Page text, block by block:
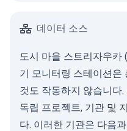
데이터 소스
도시 마을 스트리자우카
기 모니터링 스테이션은
것도 작동하지 않습니다
독립 프로젝트, 기관 및
다. 이러한 기관은 다음